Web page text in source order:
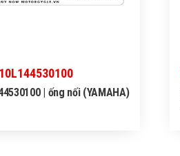
| ống nối (YAMAHA)